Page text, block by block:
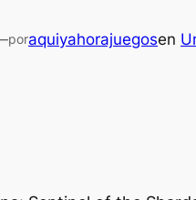
poraquiyahorajuegosen